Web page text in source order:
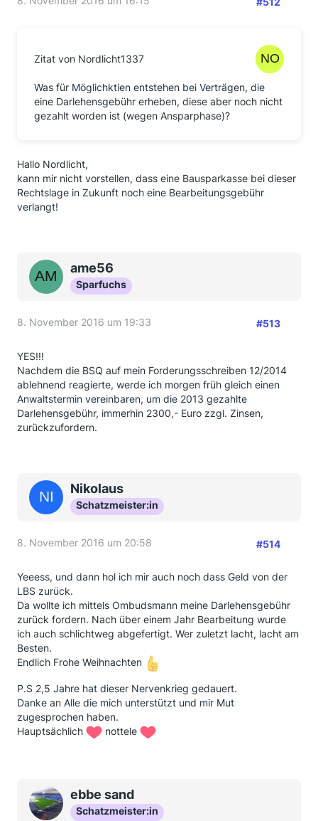
Zitat von Nordlicht1337
Was für Möglichktien entstehen bei Verträgen, die
eine Darlehensgebühr erheben, diese aber noch nicht
gezahlt worden ist (wegen Ansparphase)?
Hallo Nordlicht,
kann mir nicht vorstellen, dass eine Bausparkasse bei dieser
Rechtslage in Zukunft noch eine Bearbeitungsgebühr
verlangt!
ame56
Sparfuchs
8. November 2016 um 19:33 #513
YES!!!
Nachdem die BSQ auf mein Forderungsschreiben 12/2014
ablehnend reagierte, werde ich morgen früh gleich einen
Anwaltstermin vereinbaren, um die 2013 gezahlte
Darlehensgebühr, immerhin 2300,- Euro zzgl. Zinsen,
zurückzufordern.
Nikolaus
Schatzmeister:in
8. November 2016 um 20:58 #514
Yeeess, und dann hol ich mir auch noch dass Geld von der
LBS zurück.
Da wollte ich mittels Ombudsmann meine Darlehensgebühr
zurück fordern. Nach über einem Jahr Bearbeitung wurde
ich auch schlichtweg abgefertigt. Wer zuletzt lacht, lacht am
Besten.
Endlich Frohe Weihnachten
P.S 2,5 Jahre hat dieser Nervenkrieg gedauert.
Danke an Alle die mich unterstützt und mir Mut
zugesprochen haben.
Hauptsächlich
nottele
ebbe sand
Schatzmeister:in